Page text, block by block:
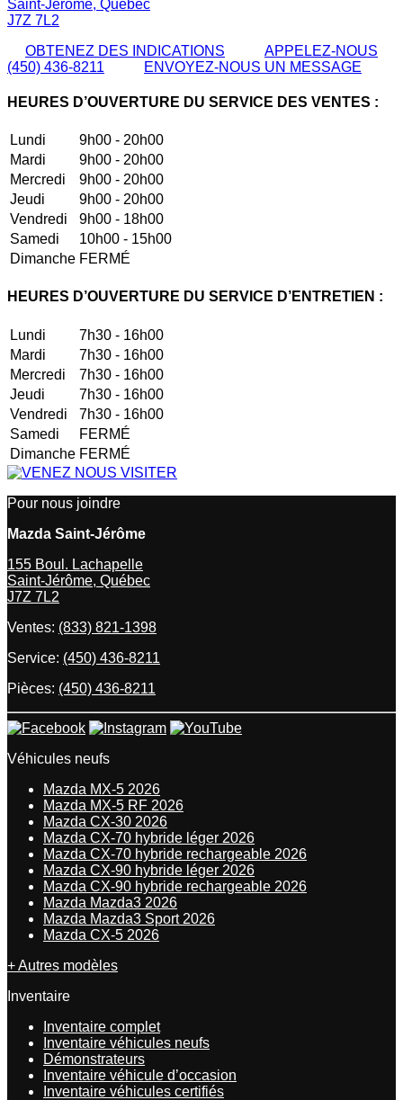
Saint-Jérôme, Québec
J7Z 7L2
OBTENEZ DES INDICATIONS
APPELEZ-NOUS
(450) 436-8211
ENVOYEZ-NOUS UN MESSAGE
HEURES D’OUVERTURE DU SERVICE DES VENTES :
Lundi
9h00 - 20h00
Mardi
9h00 - 20h00
Mercredi
9h00 - 20h00
Jeudi
9h00 - 20h00
Vendredi
9h00 - 18h00
Samedi
10h00 - 15h00
Dimanche FERMÉ
HEURES D’OUVERTURE DU SERVICE D’ENTRETIEN :
Lundi
7h30 - 16h00
Mardi
7h30 - 16h00
Mercredi
7h30 - 16h00
Jeudi
7h30 - 16h00
Vendredi
7h30 - 16h00
Samedi
FERMÉ
Dimanche FERMÉ
Pour nous joindre
Mazda Saint-Jérôme
155 Boul. Lachapelle
Saint-Jérôme, Québec
J7Z 7L2
Ventes: (833) 821-1398
Service: (450) 436-8211
Pièces: (450) 436-8211
Véhicules neufs
Mazda MX-5 2026
Mazda MX-5 RF 2026
Mazda CX-30 2026
Mazda CX-70 hybride léger 2026
Mazda CX-70 hybride rechargeable 2026
Mazda CX-90 hybride léger 2026
Mazda CX-90 hybride rechargeable 2026
Mazda Mazda3 2026
Mazda Mazda3 Sport 2026
Mazda CX-5 2026
+ Autres modèles
Inventaire
Inventaire complet
Inventaire véhicules neufs
Démonstrateurs
Inventaire véhicule d’occasion
Inventaire véhicules certifiés